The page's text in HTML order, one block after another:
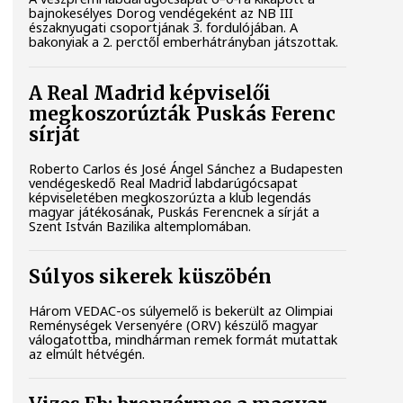
bajnokesélyes Dorog vendégeként az NB III
északnyugati csoportjának 3. fordulójában. A
bakonyiak a 2. perctől emberhátrányban játszottak.
A Real Madrid képviselői
megkoszorúzták Puskás Ferenc
sírját
Roberto Carlos és José Ángel Sánchez a Budapesten
vendégeskedő Real Madrid labdarúgócsapat
képviseletében megkoszorúzta a klub legendás
magyar játékosának, Puskás Ferencnek a sírját a
Szent István Bazilika altemplomában.
Súlyos sikerek küszöbén
Három VEDAC-os súlyemelő is bekerült az Olimpiai
Reménységek Versenyére (ORV) készülő magyar
válogatottba, mindhárman remek formát mutattak
az elmúlt hétvégén.